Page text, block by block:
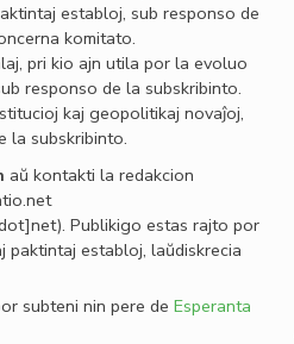
establoj, sub responso de
komitato.
pri kio ajn utila por la evoluo
responso de la subskribinto.
kaj geopolitikaj novaĵoj,
la subskribinto.
aŭ kontakti la redakcion
.net
. Publikigo estas rajto por
paktintaj establoj, laŭdiskrecia
subteni nin pere de Esperanta